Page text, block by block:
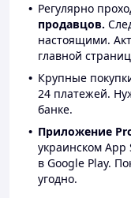
Регулярно
продавцов.
настоящими.
главной
Крупные
24 платежей.
банке.
Приложение
украинском App
в Google Play.
угодно.